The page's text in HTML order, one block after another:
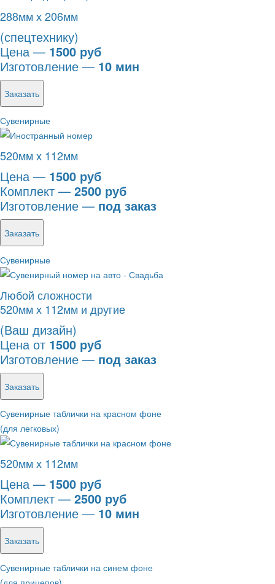
288мм х 206мм
(спецтехнику)
Цена — 1500 руб
Изготовление — 10 мин
Заказать
Сувенирные
520мм х 112мм
Цена — 1500 руб
Комплект — 2500 руб
Изготовление — под заказ
Заказать
Сувенирные
Любой сложности
520мм х 112мм и другие
(Ваш дизайн)
Цена от 1500 руб
Изготовление — под заказ
Заказать
Сувенирные таблички на красном фоне
(для легковых)
520мм х 112мм
Цена — 1500 руб
Комплект — 2500 руб
Изготовление — 10 мин
Заказать
Сувенирные таблички на синем фоне